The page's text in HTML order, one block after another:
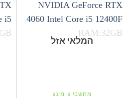
המלאי אזל
מחשבי גיימינג